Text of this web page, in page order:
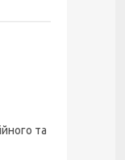
та